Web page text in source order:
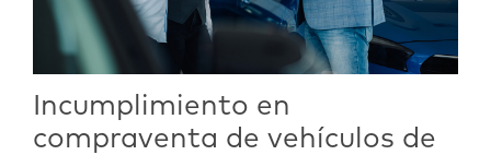
Incumplimiento en
compraventa de vehículos de